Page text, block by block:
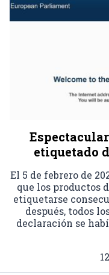
etiquetado
El 5 de febrero de
que los productos
etiquetarse
después, todos
declaración se